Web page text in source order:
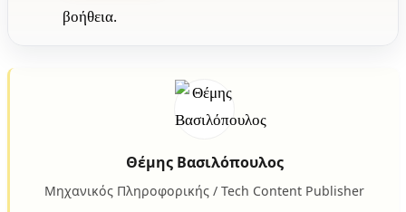
βοήθεια.
Θέμης Βασιλόπουλος
Μηχανικός Πληροφορικής / Tech Content Publisher